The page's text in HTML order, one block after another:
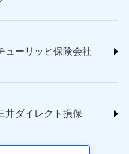
)
)
会社
ューリッヒ保険会社
井ダイレクト損保